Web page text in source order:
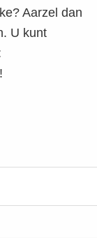
Aarzel dan
U kunt